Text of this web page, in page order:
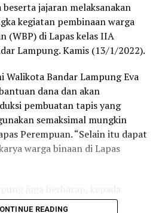
jajaran melaksanakan
kegiatan pembinaan warga
(WBP) di Lapas kelas IIA
Lampung. Kamis (13/1/2022).
Walikota Bandar Lampung Eva
dana dan akan
pembuatan tapis yang
semaksimal mungkin
Perempuan. “Selain itu dapat
warga binaan di Lapas
Lembaga Permasyarakatan
READING